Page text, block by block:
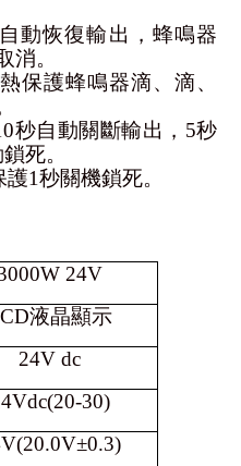
動恢復輸出，蜂鳴器
消。
保護蜂鳴器滴、滴、
秒自動關斷輸出，5秒
死。
1秒關機鎖死。
24V
液晶顯示
24V dc
30)